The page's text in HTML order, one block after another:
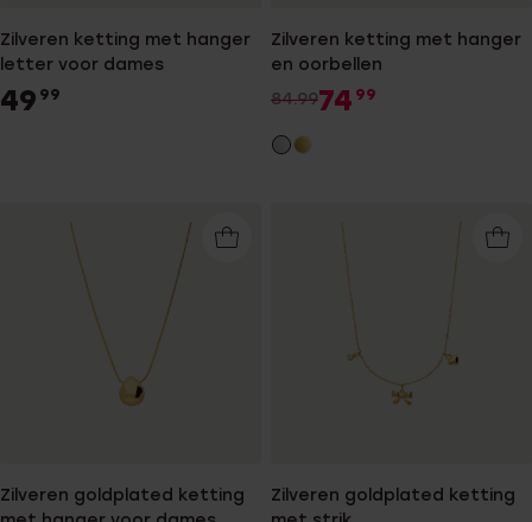
Zilveren ketting met hanger
letter voor dames
49 99
Zilveren ketting met hanger
en oorbellen
84.9974 99
Zilveren goldplated ketting
Zilveren goldplated ketting